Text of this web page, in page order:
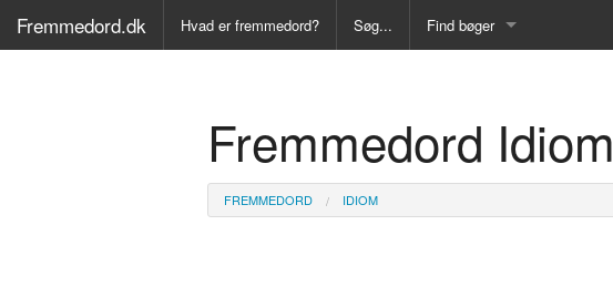
Fremmedord.dk Hvad er fremmedord? Søg... Find bøger
Ordbog over det danske sprog
Fremmedord Idiom
FREMMEDORD IDIOM